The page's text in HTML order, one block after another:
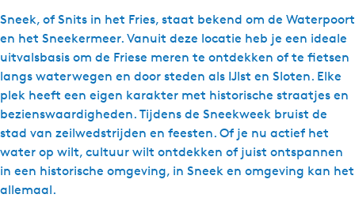
Sneek, of Snits in het Fries, staat bekend om de Waterpoort
en het Sneekermeer. Vanuit deze locatie heb je een ideale
uitvalsbasis om de Friese meren te ontdekken of te fietsen
langs waterwegen en door steden als IJlst en Sloten. Elke
plek heeft een eigen karakter met historische straatjes en
bezienswaardigheden. Tijdens de Sneekweek bruist de
stad van zeilwedstrijden en feesten. Of je nu actief het
water op wilt, cultuur wilt ontdekken of juist ontspannen
in een historische omgeving, in Sneek en omgeving kan het
allemaal.